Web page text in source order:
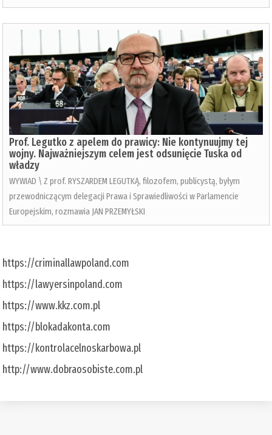
Prof. Legutko z apelem do prawicy: Nie kontynuujmy tej
wojny. Najważniejszym celem jest odsunięcie Tuska od
władzy
WYWIAD \ Z prof. RYSZARDEM LEGUTKĄ, filozofem, publicystą, byłym
przewodniczącym delegacji Prawa i Sprawiedliwości w Parlamencie
Europejskim, rozmawia JAN PRZEMYŁSKI
https://criminallawpoland.com
https://lawyersinpoland.com
https://www.kkz.com.pl
https://blokadakonta.com
https://kontrolacelnoskarbowa.pl
http://www.dobraosobiste.com.pl